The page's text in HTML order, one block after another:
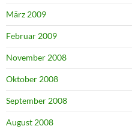
März 2009
Februar 2009
November 2008
Oktober 2008
September 2008
August 2008